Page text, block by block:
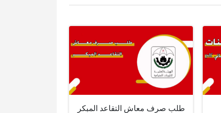
طلب صرف معاش التقاعد المبكر